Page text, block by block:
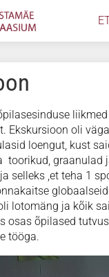
Ekskursioon oli
loengut, kust
toorikud, graanulad
selleks ,et teha 1
lotomäng ja kõik
osas õpilased
tööga.